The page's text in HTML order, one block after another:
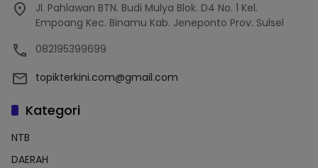
Jl. Pahlawan BTN. Budi Mulya Blok. D4 No. 1 Kel.
Empoang Kec. Binamu Kab. Jeneponto Prov. Sulsel
082195399699
topikterkini.com@gmail.com
Kategori
NTB
DAERAH